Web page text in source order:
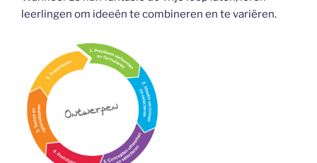
leerlingen om ideeën te combineren en te variëren.